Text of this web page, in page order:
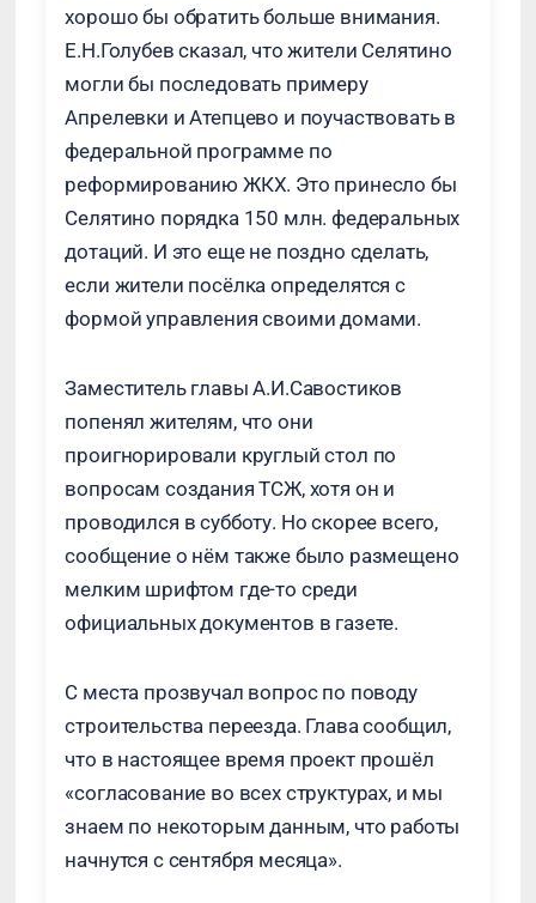
хорошо бы обратить больше внимания.
Е.Н.Голубев сказал, что жители Селятино
могли бы последовать примеру
Апрелевки и Атепцево и поучаствовать в
федеральной программе по
реформированию ЖКХ. Это принесло бы
Селятино порядка 150 млн. федеральных
дотаций. И это еще не поздно сделать,
если жители посёлка определятся с
формой управления своими домами.
Заместитель главы А.И.Савостиков
попенял жителям, что они
проигнорировали круглый стол по
вопросам создания ТСЖ, хотя он и
проводился в субботу. Но скорее всего,
сообщение о нём также было размещено
мелким шрифтом где-то среди
официальных документов в газете.
С места прозвучал вопрос по поводу
строительства переезда. Глава сообщил,
что в настоящее время проект прошёл
«согласование во всех структурах, и мы
знаем по некоторым данным, что работы
начнутся с сентября месяца».